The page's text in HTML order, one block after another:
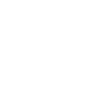
0 на основе 0 оценок